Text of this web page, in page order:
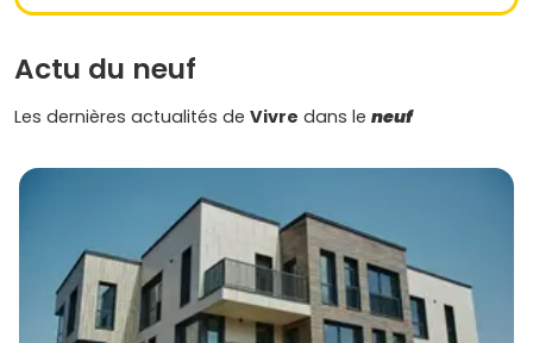
Actu du neuf
Les dernières actualités de Vivre dans le neuf